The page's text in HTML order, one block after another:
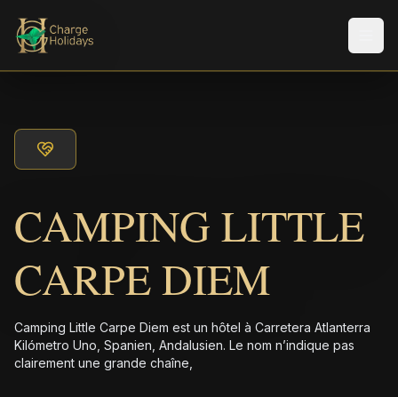
CAMPING LITTLE
CARPE DIEM
Camping Little Carpe Diem est un hôtel à Carretera Atlanterra
Kilómetro Uno, Spanien, Andalusien. Le nom n’indique pas
clairement une grande chaîne,